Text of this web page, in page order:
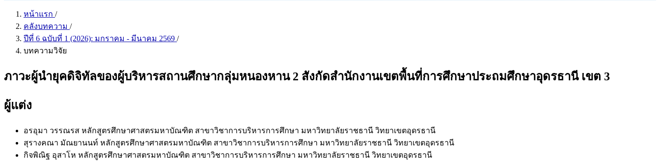
หน้าแรก /
คลังบทความ /
ปีที่ 6 ฉบับที่ 1 (2026): มกราคม - มีนาคม 2569 /
บทความวิจัย
ภาวะผู้นำยุคดิจิทัลของผู้บริหารสถานศึกษากลุ่มหนองหาน 2 สังกัดสำนักงานเขตพื้นที่การศึกษาประถมศึกษาอุดรธานี เขต 3
ผู้แต่ง
อรอุมา วรรณรส หลักสูตรศึกษาศาสตรมหาบัณฑิต สาขาวิชาการบริหารการศึกษา มหาวิทยาลัยราชธานี วิทยาเขตอุดรธานี
สุรางคณา มัณยานนท์ หลักสูตรศึกษาศาสตรมหาบัณฑิต สาขาวิชาการบริหารการศึกษา มหาวิทยาลัยราชธานี วิทยาเขตอุดรธานี
กิจพิณิฐ อุสาโห หลักสูตรศึกษาศาสตรมหาบัณฑิต สาขาวิชาการบริหารการศึกษา มหาวิทยาลัยราชธานี วิทยาเขตอุดรธานี